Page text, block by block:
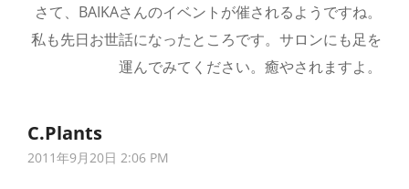
さて、BAIKAさんのイベントが催されるようですね。
私も先日お世話になったところです。サロンにも足を
運んでみてください。癒やされますよ。
C.plantsさ
ん
2011年9月20日 2:06 PM